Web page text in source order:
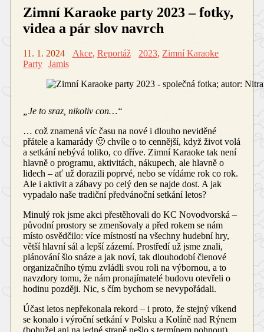
Zimní Karaoke party 2023 – fotky,
videa a pár slov navrch
11. 1. 2024 Akce, Reportáž 2023, Zimní Karaoke
Party Jamis
„Je to sraz, nikoliv con…“
… což znamená víc času na nové i dlouho neviděné
přátele a kamarády 🙂 chvíle o to cennější, když život volá
a setkání nebývá toliko, co dříve. Zimní Karaoke tak není
hlavně o programu, aktivitách, nákupech, ale hlavně o
lidech – ať už dorazili poprvé, nebo se vídáme rok co rok.
Ale i aktivit a zábavy po celý den se najde dost. A jak
vypadalo naše tradiční předvánoční setkání letos?
Minulý rok jsme akci přestěhovali do KC Novodvorská –
původní prostory se zmenšovaly a před rokem se nám
místo osvědčilo: více místností na všechny hudební hry,
větší hlavní sál a lepší zázemí. Prostředí už jsme znali,
plánování šlo snáze a jak noví, tak dlouhodobí členové
organizačního týmu zvládli svou roli na výbornou, a to
navzdory tomu, že nám pronajímatelé budovu otevřeli o
hodinu později. Nic, s čím bychom se nevypořádali.
Účast letos nepřekonala rekord – i proto, že stejný víkend
se konalo i výroční setkání v Polsku a Kolíně nad Rýnem